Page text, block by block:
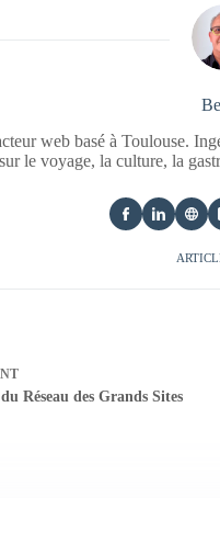
web basé à Toulouse.
le voyage, la culture, la
Réseau des Grands Sites